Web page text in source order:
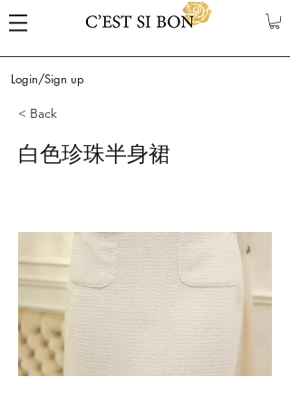
Login/Sign up
< Back
白色珍珠半身裙